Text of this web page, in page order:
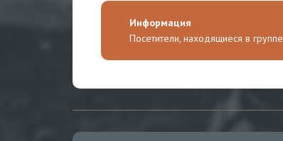
Информация
Посетители, находящиеся в группе